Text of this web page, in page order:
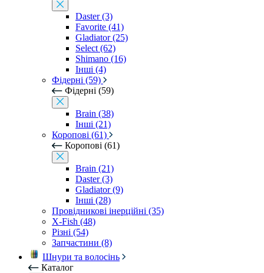
Daster (3)
Favorite (41)
Gladiator (25)
Select (62)
Shimano (16)
Інші (4)
Фідерні (59)
Фідерні (59)
Brain (38)
Інші (21)
Коропові (61)
Коропові (61)
Brain (21)
Daster (3)
Gladiator (9)
Інші (28)
Провідникові інерційні (35)
X-Fish (48)
Різні (54)
Запчастини (8)
Шнури та волосінь
Каталог